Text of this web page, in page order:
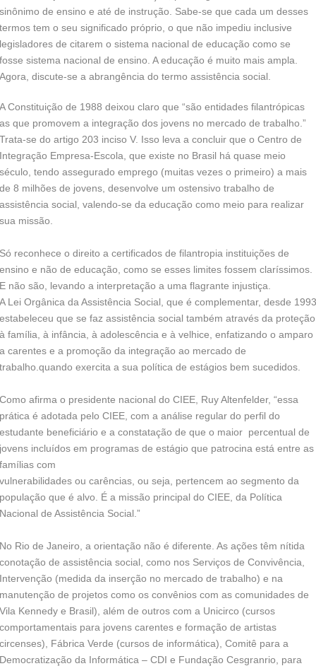
sinônimo de ensino e até de instrução. Sabe-se que cada um desses
termos tem o seu significado próprio, o que não impediu inclusive
legisladores de citarem o sistema nacional de educação como se
fosse sistema nacional de ensino. A educação é muito mais ampla.
Agora, discute-se a abrangência do termo assistência social.
A Constituição de 1988 deixou claro que “são entidades filantrópicas
as que promovem a integração dos jovens no mercado de trabalho.”
Trata-se do artigo 203 inciso V. Isso leva a concluir que o Centro de
Integração Empresa-Escola, que existe no Brasil há quase meio
século, tendo assegurado emprego (muitas vezes o primeiro) a mais
de 8 milhões de jovens, desenvolve um ostensivo trabalho de
assistência social, valendo-se da educação como meio para realizar
sua missão.
Só reconhece o direito a certificados de filantropia instituições de
ensino e não de educação, como se esses limites fossem claríssimos.
E não são, levando a interpretação a uma flagrante injustiça.
A Lei Orgânica da Assistência Social, que é complementar, desde 1993
estabeleceu que se faz assistência social também através da proteção
à família, à infância, à adolescência e à velhice, enfatizando o amparo
a carentes e a promoção da integração ao mercado de
trabalho.quando exercita a sua política de estágios bem sucedidos.
Como afirma o presidente nacional do CIEE, Ruy Altenfelder, “essa
prática é adotada pelo CIEE, com a análise regular do perfil do
estudante beneficiário e a constatação de que o maior percentual de
jovens incluídos em programas de estágio que patrocina está entre as
famílias com
vulnerabilidades ou carências, ou seja, pertencem ao segmento da
população que é alvo. É a missão principal do CIEE, da Política
Nacional de Assistência Social.”
No Rio de Janeiro, a orientação não é diferente. As ações têm nítida
conotação de assistência social, como nos Serviços de Convivência,
Intervenção (medida da inserção no mercado de trabalho) e na
manutenção de projetos como os convênios com as comunidades de
Vila Kennedy e Brasil), além de outros com a Unicirco (cursos
comportamentais para jovens carentes e formação de artistas
circenses), Fábrica Verde (cursos de informática), Comitê para a
Democratização da Informática – CDI e Fundação Cesgranrio, para